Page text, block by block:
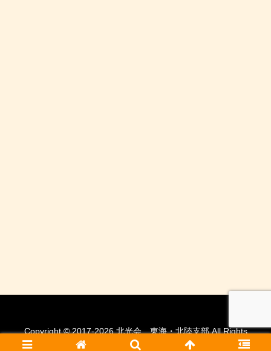
Copyright © 2017-2026 北光会 東海・北陸支部 All Rights
Reserved.